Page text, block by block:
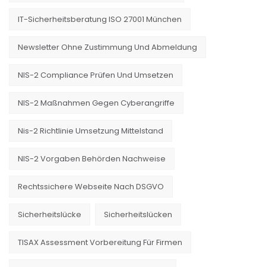
IT-Sicherheitsberatung ISO 27001 München
Newsletter Ohne Zustimmung Und Abmeldung
NIS-2 Compliance Prüfen Und Umsetzen
NIS-2 Maßnahmen Gegen Cyberangriffe
Nis-2 Richtlinie Umsetzung Mittelstand
NIS-2 Vorgaben Behörden Nachweise
Rechtssichere Webseite Nach DSGVO
Sicherheitslücke Sicherheitslücken
TISAX Assessment Vorbereitung Für Firmen